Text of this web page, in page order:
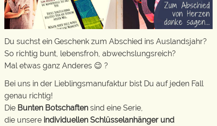
Du suchst ein Geschenk zum Abschied ins Auslandsjahr?
So richtig bunt, lebensfroh, abwechslungsreich?
Mal etwas ganz Anderes 😉 ?
Bei uns in der Lieblingsmanufaktur bist Du auf jeden Fall
genau richtig!
Die Bunten Botschaften sind eine Serie,
die unsere individuellen Schlüsselanhänger und